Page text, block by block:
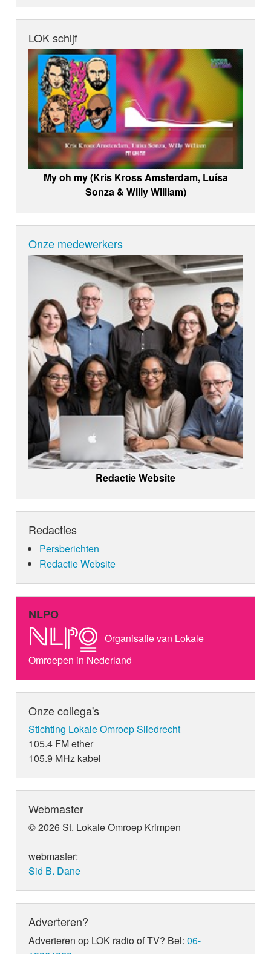
LOK schijf
My oh my (Kris Kross Amsterdam, Luísa
Sonza & Willy William)
Onze medewerkers
Redactie Website
Redacties
Persberichten
Redactie Website
NLPO
Organisatie van Lokale
Omroepen in Nederland
Onze collega's
Stichting Lokale Omroep Sliedrecht
105.4 FM ether
105.9 MHz kabel
Webmaster
© 2026 St. Lokale Omroep Krimpen
webmaster:
Sid B. Dane
Adverteren?
Adverteren op LOK radio of TV? Bel:06-